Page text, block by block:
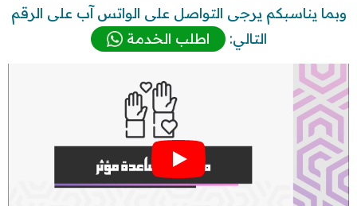
وبما يناسبكم يرجى التواصل على الواتس آب على الرقم
التالي:
اطلب الخدمة